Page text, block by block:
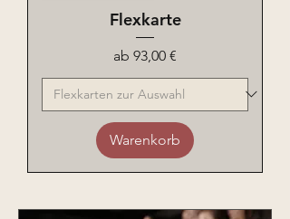
Flexkarte
ab 93,00 €
Sale-Preis
Warenkorb